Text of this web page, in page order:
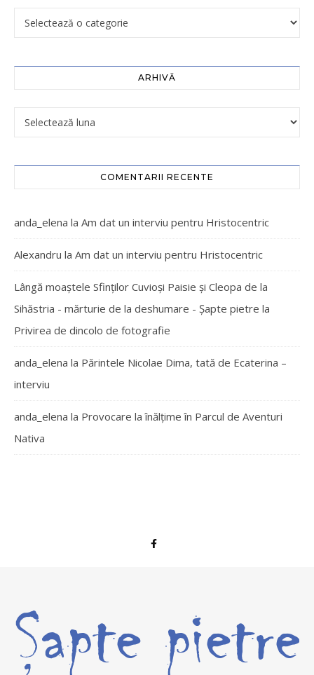
ARHIVĂ
COMENTARII RECENTE
anda_elena la Am dat un interviu pentru Hristocentric
Alexandru la Am dat un interviu pentru Hristocentric
Lângă moaștele Sfinților Cuvioși Paisie și Cleopa de la
Sihăstria - mărturie de la deshumare - Şapte pietre la
Privirea de dincolo de fotografie
anda_elena la Părintele Nicolae Dima, tată de Ecaterina –
interviu
anda_elena la Provocare la înălțime în Parcul de Aventuri
Nativa